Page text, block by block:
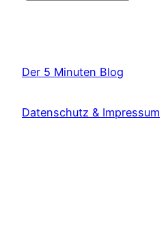
Der 5 Minuten Blog
Datenschutz & Impressum